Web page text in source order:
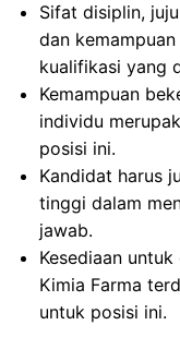
Sifat disiplin,
dan
kualifikasi yang
Kemampuan
individu
posisi ini.
Kandidat harus
tinggi dalam
jawab.
Kesediaan
Kimia Farma
untuk posisi ini.